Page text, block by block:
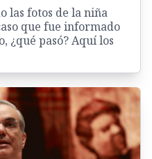
las fotos de la niña
que fue informado
¿qué pasó? Aquí los